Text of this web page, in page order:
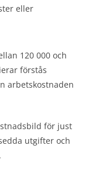
eller
120 000 och
förstås
arbetskostnaden
för just
utgifter och